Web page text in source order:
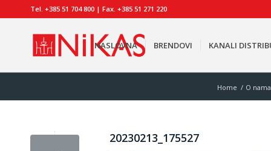
Tel. +385 51 704 800 | Fax. +385 51 271 220
NASLOVNA BRENDOVI KANALI
Home / O
20230213_175527